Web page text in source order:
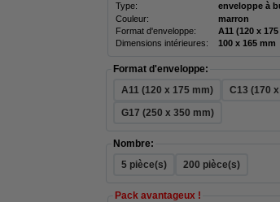
Type:
enveloppe à
Couleur:
marron
Format d'enveloppe:
A11 (120 x
Dimensions intérieures:
100 x 165 mm
Format d'enveloppe:
A11 (120 x 175 mm)
C13 (170
G17 (250 x 350 mm)
Nombre:
5 pièce(s)
200 pièce(s)
Pack avantageux !